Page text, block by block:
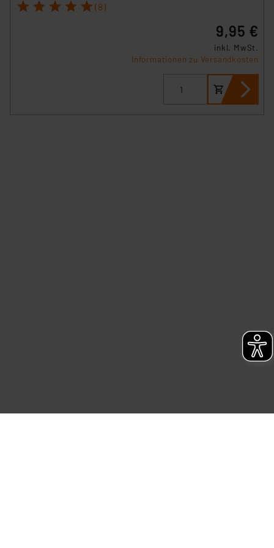
insbesondere der Art der übermittelten Daten,
1 2 3 4 5 (8)
9,95 €
inkl. MwSt.
Informationen zu Versandkosten